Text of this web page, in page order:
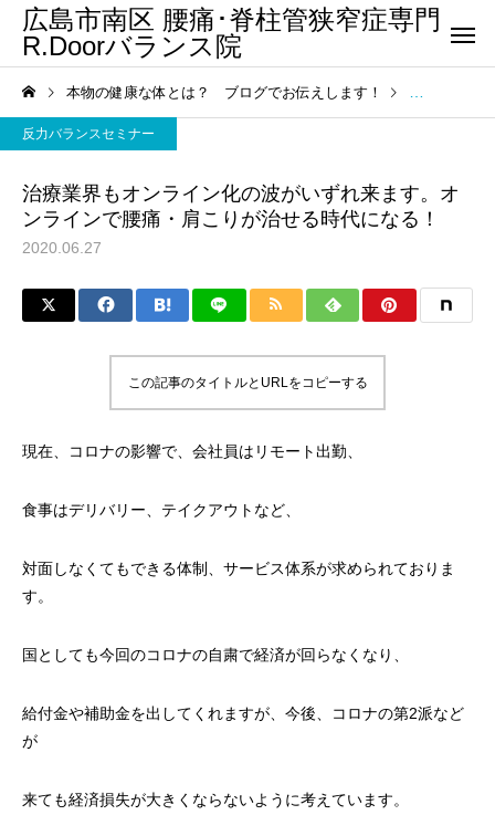
広島市南区 腰痛･脊柱管狭窄症専門
R.Doorバランス院
本物の健康な体とは？ ブログでお伝えします！ 反力バラン
反力バランスセミナー
治療業界もオンライン化の波がいずれ来ます。オ
ンラインで腰痛・肩こりが治せる時代になる！
2020.06.27
この記事のタイトルとURLをコピーする
現在、コロナの影響で、会社員はリモート出勤、
食事はデリバリー、テイクアウトなど、
対面しなくてもできる体制、サービス体系が求められておりま
す。
国としても今回のコロナの自粛で経済が回らなくなり、
給付金や補助金を出してくれますが、今後、コロナの第2派など
が
来ても経済損失が大きくならないように考えています。